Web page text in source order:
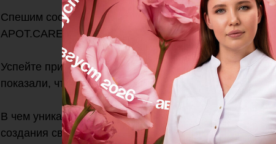
Спешим сообщить, что мы объявляем тотальную
APOT.CARE ✨ Скидки до 25%💫
Успейте приобрести ваше любимое средство по
показали, что осталось в наличии из косметики
В чем уникальность данной косметики? В том, что
создания своей линейки косметики использует